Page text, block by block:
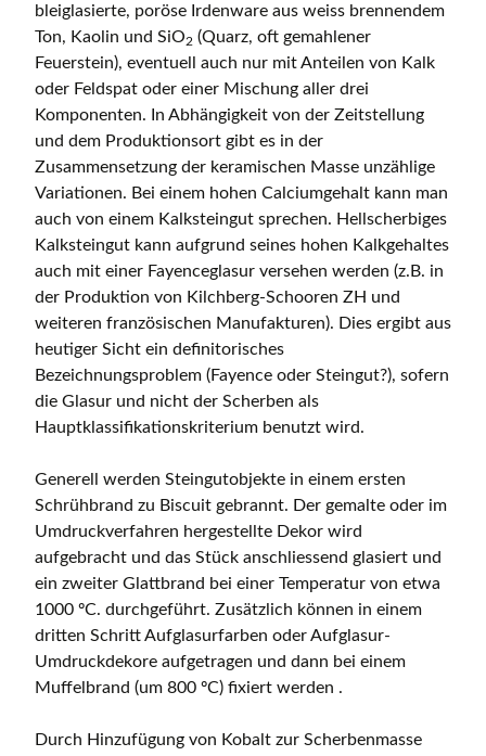
bleiglasierte, poröse Irdenware aus weiss brennendem
Ton, Kaolin und SiO2 (Quarz, oft gemahlener
Feuerstein), eventuell auch nur mit Anteilen von Kalk
oder Feldspat oder einer Mischung aller drei
Komponenten. In Abhängigkeit von der Zeitstellung
und dem Produktionsort gibt es in der
Zusammensetzung der keramischen Masse unzählige
Variationen. Bei einem hohen Calciumgehalt kann man
auch von einem Kalksteingut sprechen. Hellscherbiges
Kalksteingut kann aufgrund seines hohen Kalkgehaltes
auch mit einer Fayenceglasur versehen werden (z.B. in
der Produktion von Kilchberg-Schooren ZH und
weiteren französischen Manufakturen). Dies ergibt aus
heutiger Sicht ein definitorisches
Bezeichnungsproblem (Fayence oder Steingut?), sofern
die Glasur und nicht der Scherben als
Hauptklassifikationskriterium benutzt wird.
Generell werden Steingutobjekte in einem ersten
Schrühbrand zu Biscuit gebrannt. Der gemalte oder im
Umdruckverfahren hergestellte Dekor wird
aufgebracht und das Stück anschliessend glasiert und
ein zweiter Glattbrand bei einer Temperatur von etwa
1000 ºC. durchgeführt. Zusätzlich können in einem
dritten Schritt Aufglasurfarben oder Aufglasur-
Umdruckdekore aufgetragen und dann bei einem
Muffelbrand (um 800 ºC) fixiert werden .
Durch Hinzufügung von Kobalt zur Scherbenmasse